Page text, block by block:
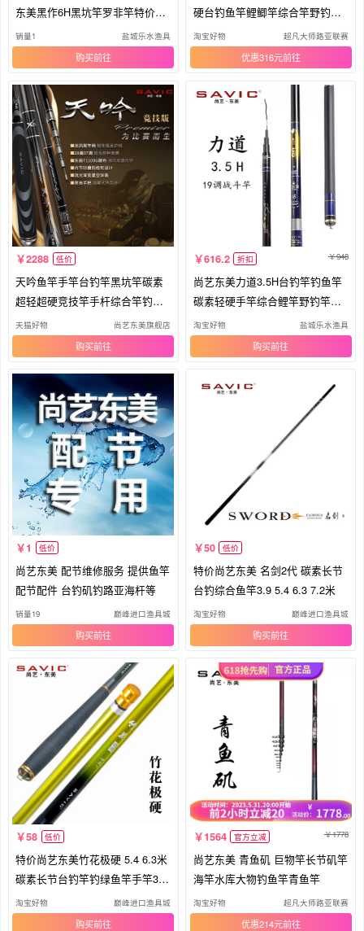
东美黑作6H黑坑竿罗非竿特价清
仓
销量1 盐城乐水渔具
购买
硬台钓鱼竿鲤鲫竿综合竿野钓手
竿
淘宝好物 超凡大师路亚联赛
优惠316元
2288 低价
天吟鱼竿手竿台钓竿黑坑竿碳素
超轻超硬竞技竿手杆综合竿钓鱼
竿
天猫好物 尚艺东美旗舰店
购买
616.2 折扣 948
尚艺东美力道3.5H台钓竿钓鱼竿
碳素轻硬手竿综合鲤竿野钓竿正
品
淘宝好物 盐城乐水渔具
购买
1 低价
尚艺东美 配节维修服务 提供鱼竿
配节配件 台钓矶钓路亚海杆等
销量19 巅峰进口渔具城
购买
50 低价
特价尚艺东美 名剑2代 碳素长节
台钓综合鱼竿3.9 5.4 6.3 7.2米
淘宝好物 巅峰进口渔具城
购买
58 低价
特价尚艺东美竹花极硬 5.4 6.3米
碳素长节台钓竿钓绿鱼竿手竿37
调
淘宝好物 巅峰进口渔具城
购买
1564 官方立减 1778
尚艺东美 青鱼矶 巨物竿长节矶竿
海竿水库大物钓鱼竿青鱼竿
淘宝好物 超凡大师路亚联赛
优惠214元